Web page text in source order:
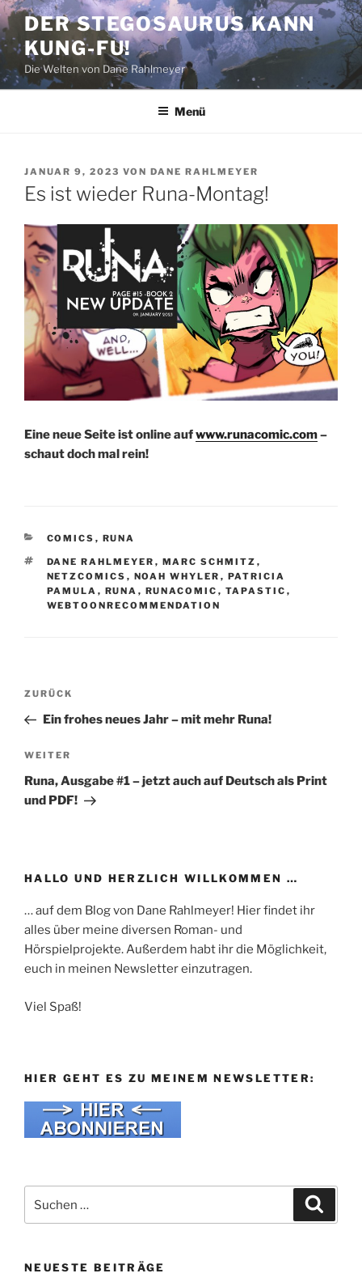
Zum
Inhalt
springen
DER STEGOSAURUS KANN
KUNG-FU!
Die Welten von Dane Rahlmeyer
Menü
VERÖFFENTLICHT
AM
JANUAR 9, 2023 VON DANE RAHLMEYER
Es ist wieder Runa-Montag!
Eine neue Seite ist online aufwww.runacomic.com–
schaut doch mal rein!
KATEGORIEN
COMICS , RUNA
SCHLAGWÖRTER
DANE RAHLMEYER , MARC SCHMITZ ,
NETZCOMICS , NOAH WHYLER , PATRICIA
PAMULA , RUNA , RUNACOMIC , TAPASTIC ,
WEBTOONRECOMMENDATION
Beitragsnavigation
Vorheriger
Beitrag
ZURÜCK
Ein frohes neues Jahr – mit mehr Runa!
Nächster
Beitrag
WEITER
Runa, Ausgabe #1 – jetzt auch auf Deutsch als Print
und PDF!
HALLO UND HERZLICH WILLKOMMEN …
… auf dem Blog von Dane Rahlmeyer! Hier findet ihr
alles über meine diversen Roman- und
Hörspielprojekte. Außerdem habt ihr die Möglichkeit,
euch in meinen Newsletter einzutragen.
Viel Spaß!
HIER GEHT ES ZU MEINEM NEWSLETTER:
nach:
NEUESTE BEITRÄGE